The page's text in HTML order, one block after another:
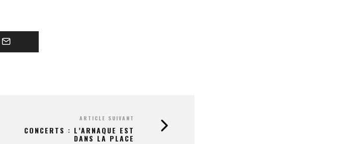
ARTICLE SUIVANT
CONCERTS : L’ARNAQUE EST
DANS LA PLACE